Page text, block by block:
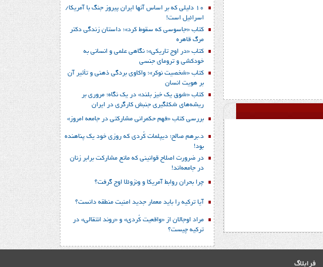
10 دلیلی که بر اساس آنها ایران پیروز جنگ با آمریکا/
اسرائیل است!
کتاب «جاسوسی که سقوط کرد»؛ داستان زندگی دکتر
مرگ قاهره
کتاب «در اوج تاریکی»؛ نگاهی علمی و انسانی به
خودکشی و ترومای جنسی
کتاب «شخصیت نوکر»؛ واکاوی بردگی ذهنی و تأثیر آن
بر هویت انسان
کتاب «شوق یک خیز بلند» در یک نگاه؛ مروری بر
ریشه‌های شکل‎گیری جنبش کارگری در ایران
بررسی کتاب «فهم حکمرانی مشارکتی در جامعه امروز»
د.برهم صالح؛ دیپلمات کُردی که روزی خود یک پناهنده
بود!
در ضرورت اصلاح قوانینی که مانع مشارکت برابر زنان
در جامعه‌اند!
چرا بحران روابط آمریکا و ونزوئلا اوج گرفت؟
آیا ترکیه را باید معمار جدید امنیت منطقه دانست؟
مراد اوجالان از «واقعیت کُردی» و «روند انتقالی» در
ترکیه چیست؟
فرابلاگ